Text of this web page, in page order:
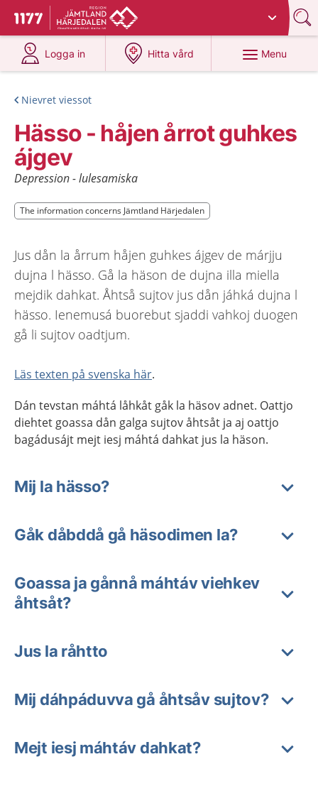
To start page for 1177
Du har valt region
Logga in
at 1177.se
Hitta vård
at 1177.se
Menu
Nievret viessot
Hässo - håjen årrot guhkes
ájgev
Depression - lulesamiska
The information concerns Jämtland Härjedalen
The information concerns Jämtland Härjedalen
Jus dån la årrum håjen guhkes ájgev de márjju
dujna l hässo. Gå la häson de dujna illa miella
mejdik dahkat. Åhtså sujtov jus dån jáhká dujna l
hässo. Ienemusá buorebut sjaddi vahkoj duogen
gå li sujtov oadtjum.
Läs texten på svenska här.
Dán tevstan máhtá låhkåt gåk la häsov adnet. Oattjo
diehtet goassa dån galga sujtov åhtsåt ja aj oattjo
bagádusájt mejt iesj máhtá dahkat jus la häson.
Mij la hässo?
Gåk dåbddå gå häsodimen la?
Goassa ja gånnå máhtáv viehkev
åhtsåt?
Jus la råhtto
Mij dáhpáduvva gå åhtsåv sujtov?
Mejt iesj máhtáv dahkat?